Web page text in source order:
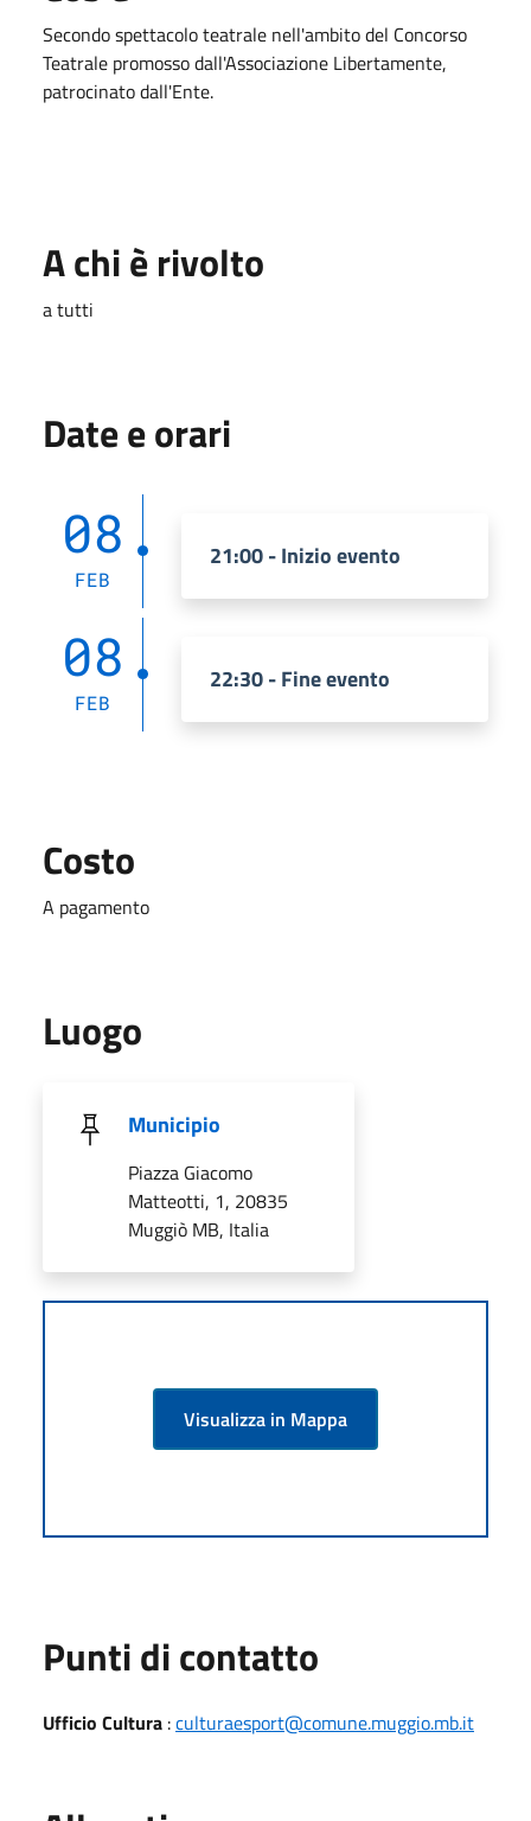
Secondo spettacolo teatrale nell'ambito del Concorso
Teatrale promosso dall'Associazione Libertamente,
patrocinato dall'Ente.
A chi è rivolto
a tutti
Date e orari
08
FEB
21:00 - Inizio evento
08
FEB
22:30 - Fine evento
Costo
A pagamento
Luogo
Municipio
Piazza Giacomo
Matteotti, 1, 20835
Muggiò MB, Italia
Visualizza in Mappa
Punti di contatto
Ufficio Cultura :culturaesport@comune.muggio.mb.it